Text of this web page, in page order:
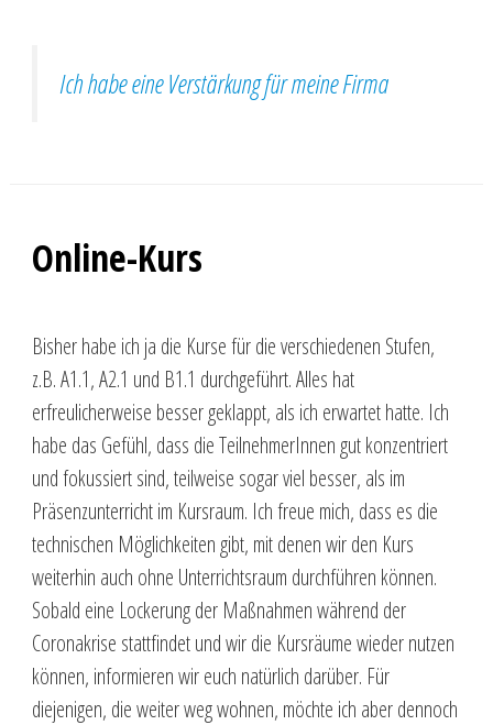
Ich habe eine Verstärkung für meine Firma
Online-Kurs
Bisher habe ich ja die Kurse für die verschiedenen Stufen,
z.B. A1.1, A2.1 und B1.1 durchgeführt. Alles hat
erfreulicherweise besser geklappt, als ich erwartet hatte. Ich
habe das Gefühl, dass die TeilnehmerInnen gut konzentriert
und fokussiert sind, teilweise sogar viel besser, als im
Präsenzunterricht im Kursraum. Ich freue mich, dass es die
technischen Möglichkeiten gibt, mit denen wir den Kurs
weiterhin auch ohne Unterrichtsraum durchführen können.
Sobald eine Lockerung der Maßnahmen während der
Coronakrise stattfindet und wir die Kursräume wieder nutzen
können, informieren wir euch natürlich darüber. Für
diejenigen, die weiter weg wohnen, möchte ich aber dennoch